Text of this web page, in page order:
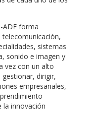
ADE forma
sistemas
sonido e imagen y
vez con un alto
dirigir,
empresariales,
la innovación